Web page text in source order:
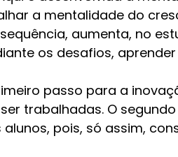
a mentalidade do
aumenta, no
os desafios,
passo para a
trabalhadas. O
pois, só assim,